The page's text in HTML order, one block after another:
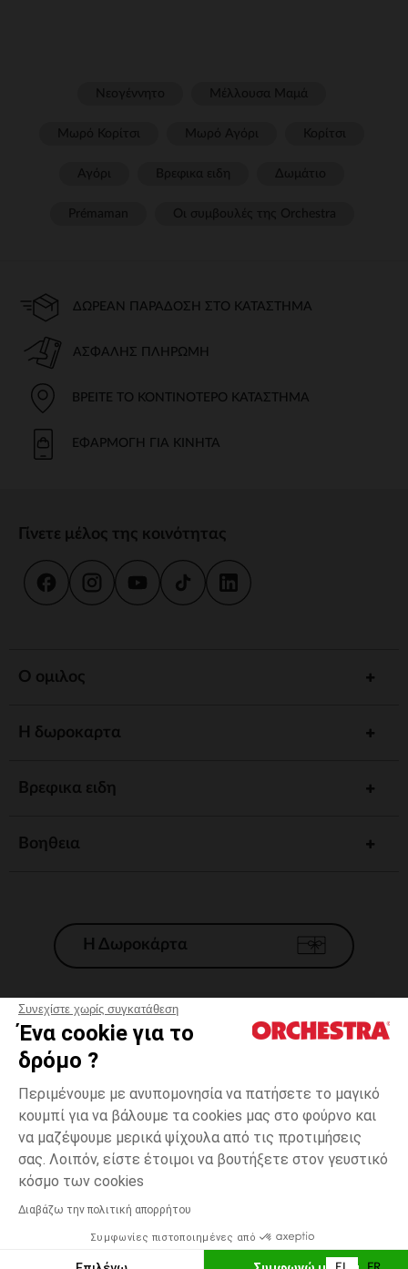
Συνεχίστε χωρίς συγκατάθεση
Ένα cookie για το
δρόμο ?
Περιμένουμε με ανυπομονησία να πατήσετε το μαγικό
κουμπί για να βάλουμε τα cookies μας στο φούρνο και
να μαζέψουμε μερικά ψίχουλα από τις προτιμήσεις
σας. Λοιπόν, είστε έτοιμοι να βουτήξετε στον γευστικό
κόσμο των cookies
Διαβάζω την πολιτική απορρήτου
Συμφωνίες πιστοποιημένες από
Μπέζ
10
Δυνατότητα πληρωμής με
ΠΡΟΣΘΉΚΗ ΣΤΟ ΚΑΛΆΘΙ
ΔΩΡΕΆΝ ΠΑΡΆΔΟΣΗ ΣΤΟ ΚΑΤΆΣΤΗΜΑ
ΑΣΦΑΛΉΣ ΠΛΗΡΩΜΉ
ΒΡΕΊΤΕ ΤΟ ΚΟΝΤΙΝΌΤΕΡΟ ΚΑΤΆΣΤΗΜΑ
ΕΦΑΡΜΟΓΉ ΓΙΑ ΚΙΝΗΤΆ
Γίνετε μέλος της κοινότητας
Ο ομιλος
Η δωροκαρτα
Βρεφικα ειδη
Βοηθεια
Η Δωροκάρτα
Γενικοί 'Οροι Πώλησης
*Εμπορικες προσφορες
Προσωπικά δεδομένα
Διαχείρηση των cookies
Προσβασιμότητα: μη συμμορφούμενη
H Orchestra συμμετέχει στον κωδικά δεοντολογίας και στο σύστημα
μεσολάβησης της Γαλλικής Ομοσπονδίας Ηλεκτρονικού Εμπορίου.